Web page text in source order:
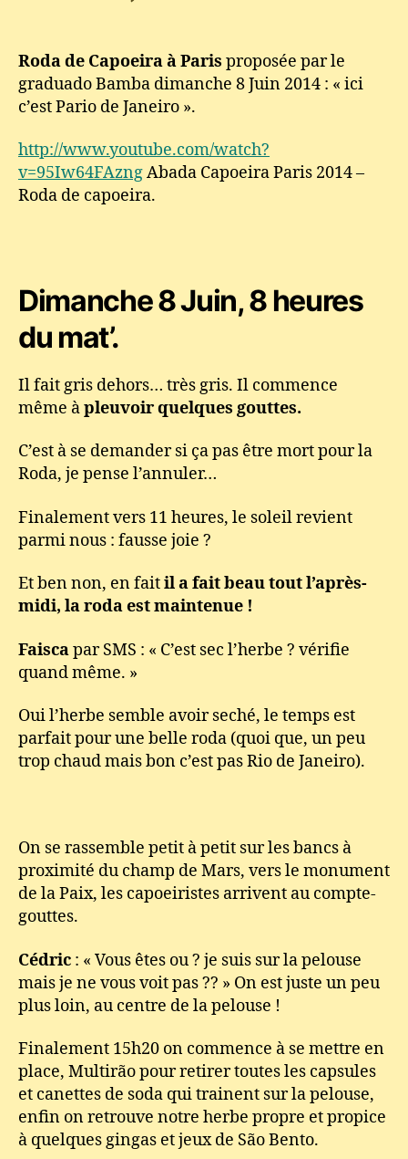
l’article
Paris
2014
–
« ici
Roda de Capoeira à Paris proposée par le
graduado Bamba dimanche 8 Juin 2014 : « ici
c’est Pario de Janeiro ».
http://www.youtube.com/watch?
v=95Iw64FAzngAbada Capoeira Paris 2014 –
Roda de capoeira.
Dimanche 8 Juin, 8 heures
du mat’.
Il fait gris dehors… très gris. Il commence
même àpleuvoir quelques gouttes.
C’est à se demander si ça pas être mort pour la
Roda, je pense l’annuler…
Finalement vers 11 heures, le soleil revient
parmi nous : fausse joie ?
Et ben non, en faitil a fait beau tout l’après-
midi, la roda est maintenue !
Faiscapar SMS : « C’est sec l’herbe ? vérifie
quand même. »
Oui l’herbe semble avoir seché, le temps est
parfait pour une belle roda (quoi que, un peu
trop chaud mais bon c’est pas Rio de Janeiro).
On se rassemble petit à petit sur les bancs à
proximité du champ de Mars, vers le monument
de la Paix, les capoeiristes arrivent au compte-
gouttes.
Cédric : « Vous êtes ou ? je suis sur la pelouse
mais je ne vous voit pas ?? » On est juste un peu
plus loin, au centre de la pelouse !
Finalement 15h20 on commence à se mettre en
place, Multirão pour retirer toutes les capsules
et canettes de soda qui trainent sur la pelouse,
enfin on retrouve notre herbe propre et propice
à quelques gingas et jeux de São Bento.